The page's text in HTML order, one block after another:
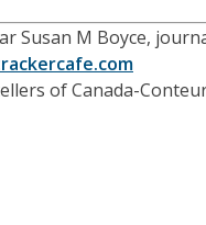
Susan M Boyce,
of Canada-